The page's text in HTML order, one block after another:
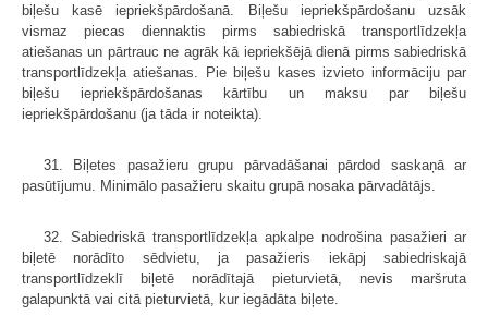
biļešu kasē iepriekš­pārdošanā. Biļešu iepriekšpārdošanu uzsāk
vismaz piecas diennaktis pirms sabiedriskā transportlīdzekļa
atiešanas un pārtrauc ne agrāk kā iepriekšējā dienā pirms sabiedriskā
transportlīdzekļa atiešanas. Pie biļešu kases izvieto informāciju par
biļešu iepriekšpārdošanas kārtību un maksu par biļešu
iepriekšpārdošanu (ja tāda ir noteikta).
31. Biļetes pasažieru grupu pārvadāšanai pārdod saskaņā ar
pasūtījumu. Minimālo pasažieru skaitu grupā nosaka pārvadātājs.
32. Sabiedriskā transportlīdzekļa apkalpe nodrošina pasažieri ar
biļetē norādīto sēdvietu, ja pasažieris iekāpj sabiedriskajā
transportlīdzeklī biļetē norādītajā pieturvietā, nevis maršruta
galapunktā vai citā pieturvietā, kur iegādāta biļete.